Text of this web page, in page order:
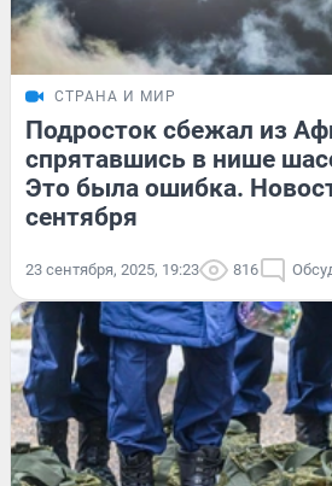
СТРАНА И МИР
Подросток сбежал из
спрятавшись в нише
Это была ошибка.
сентября
23 сентября, 2025, 19:23 816